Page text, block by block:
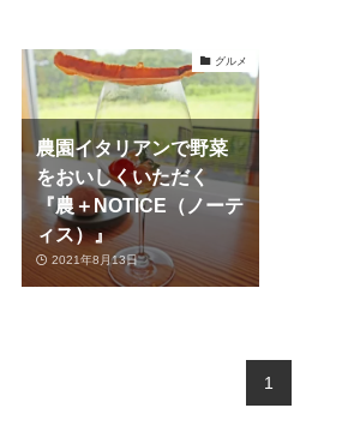
グルメ
農園イタリアンで野菜
をおいしくいただく
『農＋NOTICE（ノーテ
ィス）』
2021年8月13日
1